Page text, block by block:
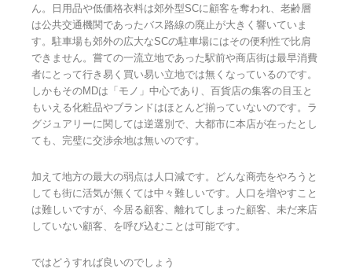
ん。日用品や低価格衣料は郊外型SCに顧客を奪われ、老齢層
は公共交通機関であったバス路線の廃止が大きく響いていま
す。駐車場も郊外の広大なSCの駐車場にはその便利性で比肩
できません。嘗ての一流立地であった駅前や商店街は最早消費
者にとって行き易く買い易い立地では無くなっているのです。
しかもそのMDは「モノ」中心であり、百貨店の集客の目玉と
もいえる化粧品やブランドはほとんど揃っていないのです。ラ
グジュアリーに関しては逆選別で、大都市に本店が在ったとし
ても、完璧に交渉余地は無いのです。
加えて地方の最大の弱点は人口減です。どんな商売をやろうと
しても街に活気が無くては中々難しいです。人口を増やすこと
は難しいですが、今居る顧客、離れてしまった顧客、未だ来店
していない顧客、を呼び込むことは可能です。
ではどうすれば良いのでしょう